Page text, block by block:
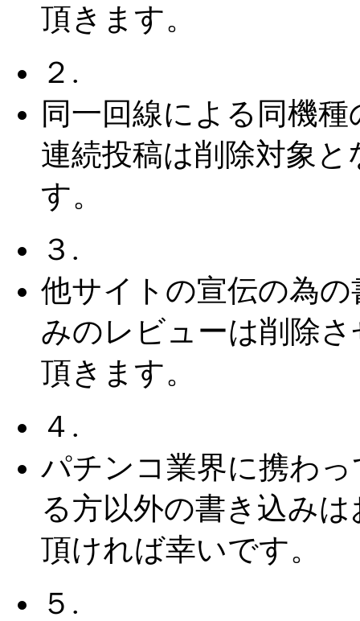
頂きます。
２.
同一回線による同機種
連続投稿は削除対象と
す。
３.
他サイトの宣伝の為の
みのレビューは削除さ
頂きます。
４.
パチンコ業界に携わっ
る方以外の書き込みは
頂ければ幸いです。
５.